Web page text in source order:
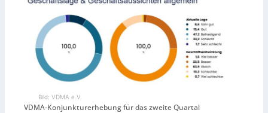
Bild: VDMA e.V.
VDMA-Konjunkturerhebung für das zweite Quartal